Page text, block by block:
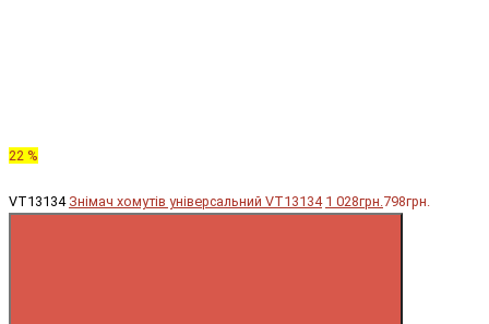
22 %
VT13134 Знімач хомутів універсальний VT13134 1 028грн.798грн.